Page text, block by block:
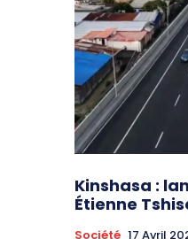
Kinshasa :
Étienne
Société 17 Avril